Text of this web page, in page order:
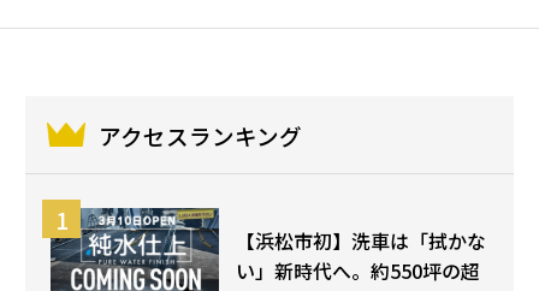
アクセスランキング
【浜松市初】洗車は「拭かな
い」新時代へ。約550坪の超